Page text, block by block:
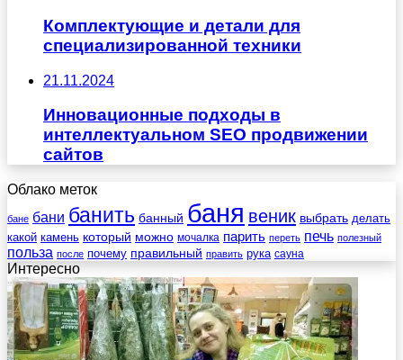
Комплектующие и детали для
специализированной техники
21.11.2024
Инновационные подходы в
интеллектуальном SEO продвижении
сайтов
Облако меток
бане бани банить банный баня веник выбрать делать
какой камень который можно мочалка парить переть печь полезный
польза после почему правильный править рука сауна
Интересно